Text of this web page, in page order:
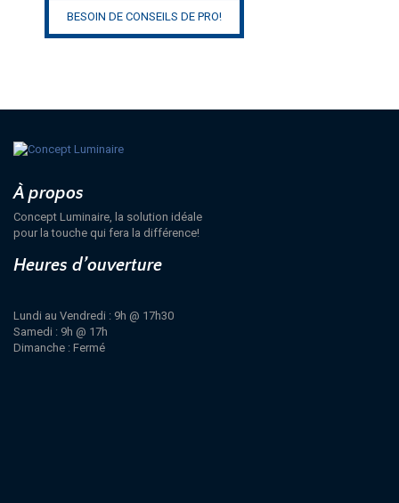
BESOIN DE CONSEILS DE PRO!
À propos
Concept Luminaire, la solution idéale
pour la touche qui fera la différence!
Heures d’ouverture
Lundi au Vendredi : 9h @ 17h30
Samedi : 9h @ 17h
Dimanche : Fermé